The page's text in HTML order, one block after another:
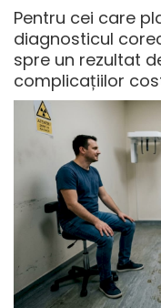
Pentru cei care
diagnosticul
spre un rezultat
complicațiilor